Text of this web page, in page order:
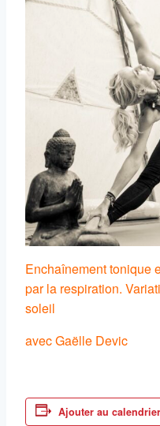
Enchaînement tonique
par la respiration.
soleil
avec Gaëlle Devic
Ajouter au calendrier